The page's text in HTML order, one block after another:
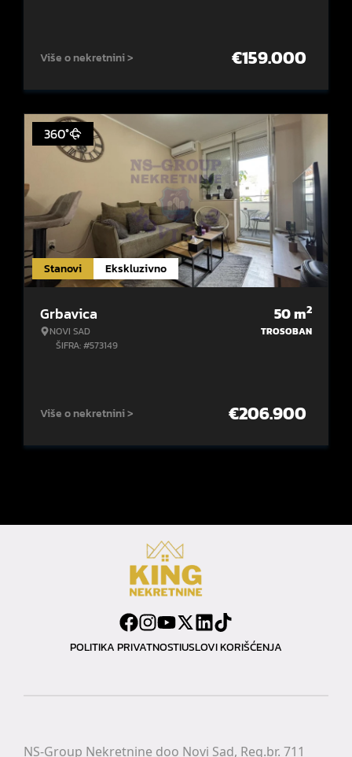
Više o nekretnini > €159.000
Stanovi Ekskluzivno
360°
Grbavica
NOVI SAD
ŠIFRA: #573149
50m2
TROSOBAN
Više o nekretnini > €206.900
POLITIKA PRIVATNOSTIUSLOVI KORIŠĆENJA
NS-Group Nekretnine doo Novi Sad, Reg.br. 711